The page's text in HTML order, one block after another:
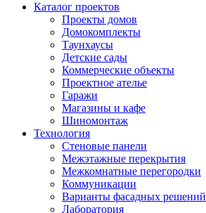
Каталог проектов
Проекты домов
Домокомплекты
Таунхаусы
Детские сады
Коммерческие объекты
Проектное ателье
Гаражи
Магазины и кафе
Шиномонтаж
Технология
Стеновые панели
Межэтажные перекрытия
Межкомнатные перегородки
Коммуникации
Варианты фасадных решений
Лаборатория